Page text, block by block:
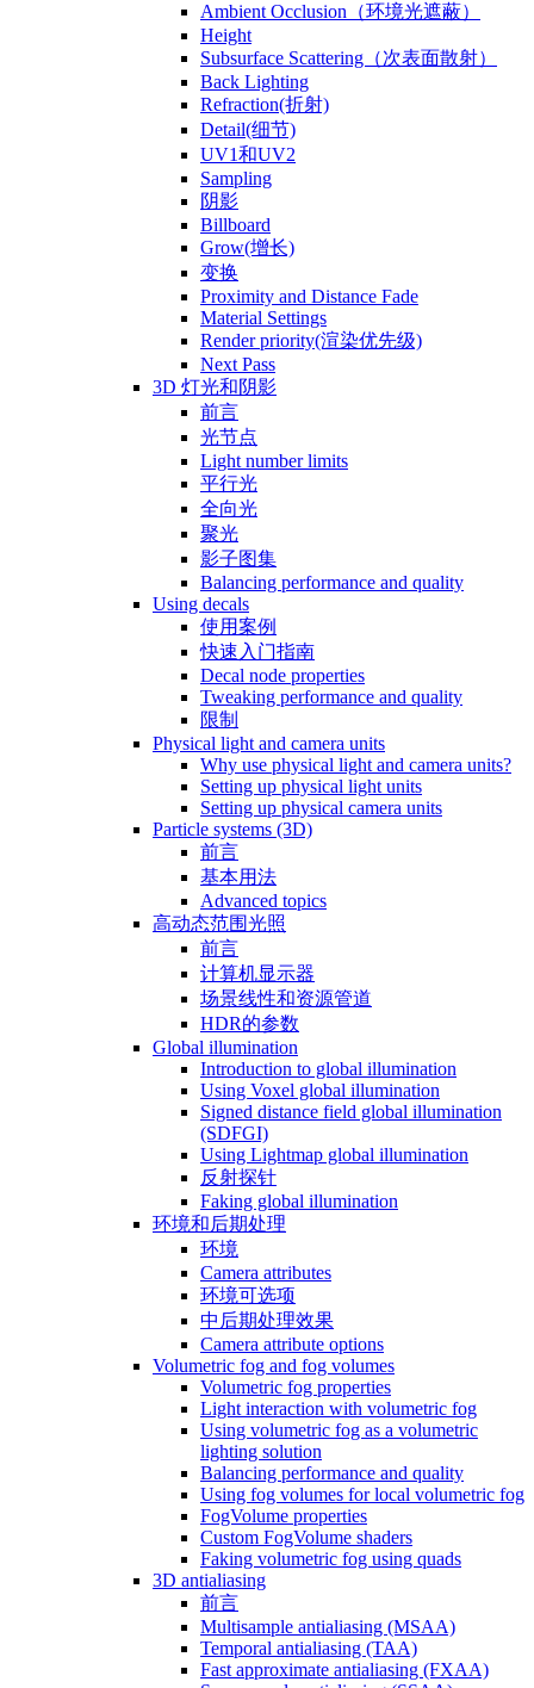
Ambient Occlusion（环境光遮蔽）
Height
Subsurface Scattering（次表面散射）
Back Lighting
Refraction(折射)
Detail(细节)
UV1和UV2
Sampling
阴影
Billboard
Grow(增长)
变换
Proximity and Distance Fade
Material Settings
Render priority(渲染优先级)
Next Pass
3D 灯光和阴影
前言
光节点
Light number limits
平行光
全向光
聚光
影子图集
Balancing performance and quality
Using decals
使用案例
快速入门指南
Decal node properties
Tweaking performance and quality
限制
Physical light and camera units
Why use physical light and camera units?
Setting up physical light units
Setting up physical camera units
Particle systems (3D)
前言
基本用法
Advanced topics
高动态范围光照
前言
计算机显示器
场景线性和资源管道
HDR的参数
Global illumination
Introduction to global illumination
Using Voxel global illumination
Signed distance field global illumination
(SDFGI)
Using Lightmap global illumination
反射探针
Faking global illumination
环境和后期处理
环境
Camera attributes
环境可选项
中后期处理效果
Camera attribute options
Volumetric fog and fog volumes
Volumetric fog properties
Light interaction with volumetric fog
Using volumetric fog as a volumetric
lighting solution
Balancing performance and quality
Using fog volumes for local volumetric fog
FogVolume properties
Custom FogVolume shaders
Faking volumetric fog using quads
3D antialiasing
前言
Multisample antialiasing (MSAA)
Temporal antialiasing (TAA)
Fast approximate antialiasing (FXAA)